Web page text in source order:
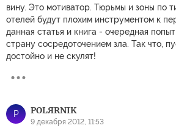
вину. Это мотиватор. Тюрьмы и зоны по
отелей будут плохим инструментом к
данная статья и книга - очередная
страну сосредоточением зла. Так что,
достойно и не скулят!
P POLЯRNIK
9 декабря 2012, 11:53